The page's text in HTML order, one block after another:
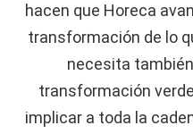
hacen que Horeca
transformación de lo
necesita
transformación
implicar a toda la